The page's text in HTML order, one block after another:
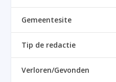
Gemeentesite
Tip de redactie
Verloren/Gevonden